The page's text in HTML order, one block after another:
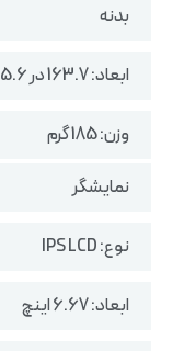
بدنه
ابعاد: 163.7 در 75.6 در 8.55 میلی‌متر
وزن: 185 گرم
نمایشگر
نوع: IPS LCD
ابعاد: 6.67 اینچ